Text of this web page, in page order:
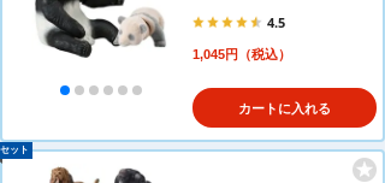
4.5
1,045円（税込）
カートに入れる
セット